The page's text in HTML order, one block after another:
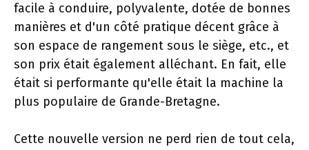
facile à conduire, polyvalente, dotée de bonnes
manières et d'un côté pratique décent grâce à
son espace de rangement sous le siège, etc., et
son prix était également alléchant. En fait, elle
était si performante qu'elle était la machine la
plus populaire de Grande-Bretagne.
Cette nouvelle version ne perd rien de tout cela,